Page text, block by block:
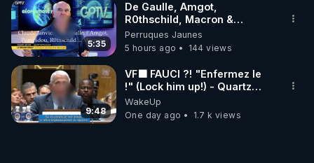
5:35
De Gaulle, Amgot,
R0thschild, Macron &
Pompidou… Macron Claude
Janvier, GPTV, 18 X 2024
Perruques Jaunes
5 hours ago
144 views
9:48
VF🟩 FAUCI ?! "Enfermez le
!" (Lock him up!) - Quartz
Traduction
WakeUp
One day ago
1.7 k views